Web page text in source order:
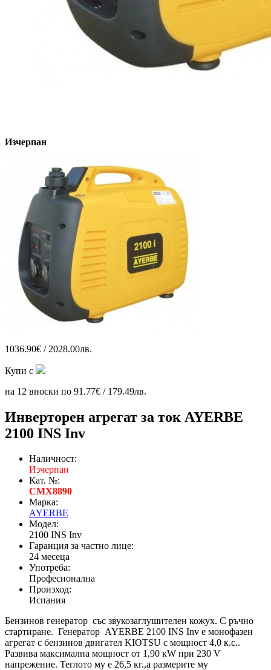
Изчерпан
1036.90€ / 2028.00лв.
Купи с
на 12 вноски по 91.77€ / 179.49лв.
Инверторен агрегат за ток AYERBE
2100 INS Inv
Наличност:
Изчерпан
Кат. №:
CMX8890
Марка:
AYERBE
Модел:
2100 INS Inv
Гаранция за частно лице:
24 месеца
Употреба:
Професионална
Произход:
Испания
Бензинов генератор със звукозаглушителен кожух. С ръчно
стартиране. Генератор AYERBE 2100 INS Inv е монофазен
агрегат с бензинов двигател KIOTSU с мощност 4,0 к.с..
Развива максимална мощност от 1,90 кW при 230 V
напрежение. Теглото му е 26,5 кг.,а размерите му